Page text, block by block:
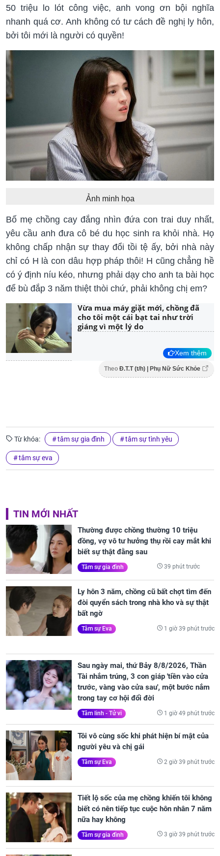
50 triệu lo lót công việc, anh vong ơn bội nghĩa
nhanh quá cơ. Anh không có tư cách đề nghị ly hôn,
bởi tôi mới là người có quyền!
Ảnh minh họa
Bố mẹ chồng cay đắng nhìn đứa con trai duy nhất,
yêu cầu anh đưa cô bé du học sinh ra khỏi nhà. Họ
không chấp nhận sự thay đổi tồi tệ ấy, bởi nhà này
chỉ có H là con dâu hợp pháp thôi! H cũng chẳng hề
có ý định níu kéo, nhưng phải dạy cho anh ta bài học
để bù đắp 3 năm thiệt thòi chứ, phải không chị em?
Vừa mua máy giặt mới, chồng đã
cho tôi một cái bạt tai như trời
giáng vì một lý do
Xem thêm
Theo Đ.T.T (t/h) | Phụ Nữ Sức Khỏe
Từ khóa: tâm sự gia đình tâm sự tình yêu
tâm sự eva
TIN MỚI NHẤT
Thường được chồng thường 10 triệu
đồng, vợ vô tư hưởng thụ rồi cay mắt khi
biết sự thật đằng sau
Tâm sự gia đình 39 phút trước
Ly hôn 3 năm, chồng cũ bất chợt tìm đến
đòi quyển sách trong nhà kho và sự thật
bất ngờ
Tâm sự Eva 1 giờ 39 phút trước
Sau ngày mai, thứ Bảy 8/8/2026, Thần
Tài nhắm trúng, 3 con giáp 'tiền vào cửa
trước, vàng vào cửa sau', một bước nắm
trong tay cơ hội đổi đời
Tâm linh - Tử vi 1 giờ 49 phút trước
Tôi vô cùng sốc khi phát hiện bí mật của
người yêu và chị gái
Tâm sự Eva 2 giờ 39 phút trước
Tiết lộ sốc của mẹ chồng khiến tôi không
biết có nên tiếp tục cuộc hôn nhân 7 năm
nữa hay không
Tâm sự gia đình 3 giờ 39 phút trước